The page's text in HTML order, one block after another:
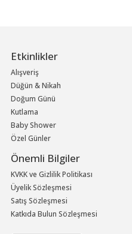
Etkinlikler
Alışveriş
Düğün & Nikah
Doğum Günü
Kutlama
Baby Shower
Özel Günler
Önemli Bilgiler
KVKK ve Gizlilik Politikası
Üyelik Sözleşmesi
Satış Sözleşmesi
Katkıda Bulun Sözleşmesi